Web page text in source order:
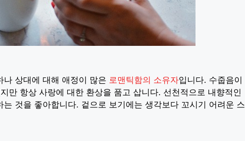
나 상대에 대해 애정이 많은 로맨틱함의 소유자입니다. 수줍음이
만 항상 사랑에 대한 환상을 품고 삽니다. 선천적으로 내향적인
것을 좋아합니다. 겉으로 보기에는 생각보다 꼬시기 어려운 스